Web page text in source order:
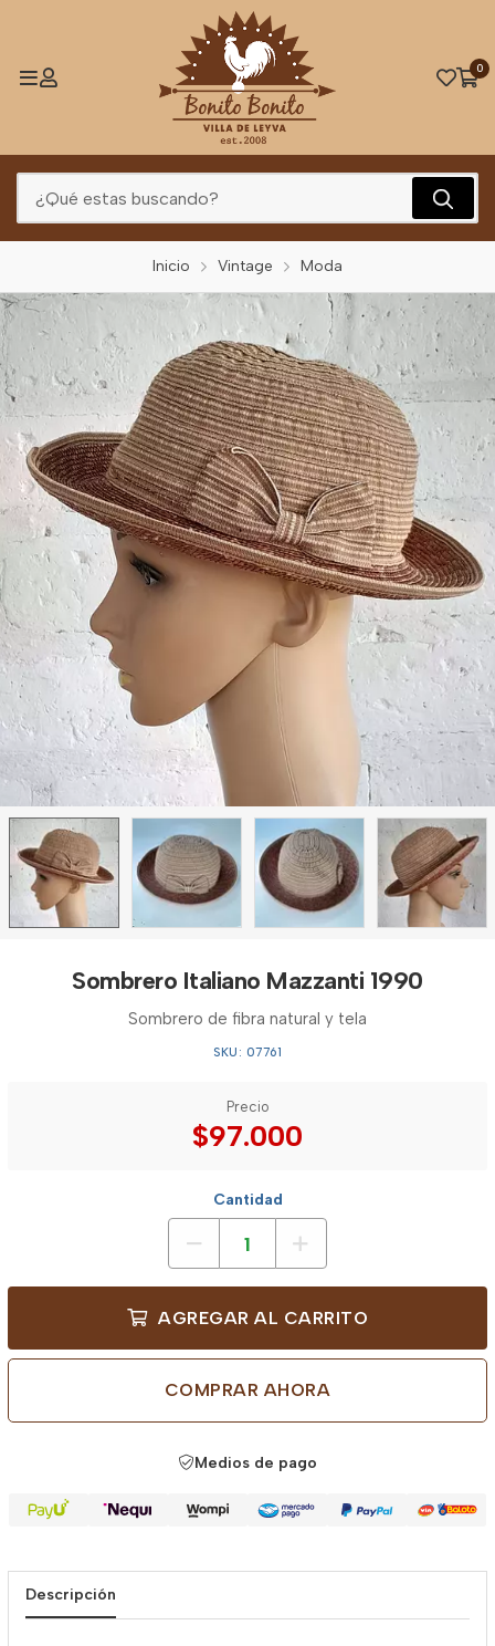
0
Inicio Vintage Moda
Sombrero Italiano Mazzanti 1990
Sombrero de fibra natural y tela
SKU: 07761
Precio
$97.000
Cantidad
AGREGAR AL CARRITO
COMPRAR AHORA
Medios de pago
Descripción